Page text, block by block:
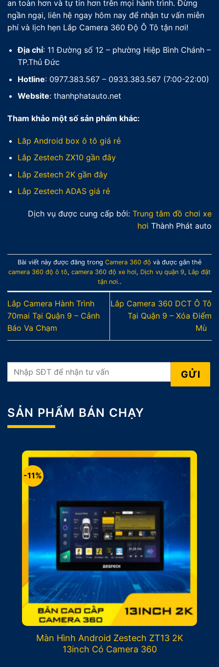
an toàn hơn và tự tin hơn trên mọi hành trình. Đừng
ngần ngại, liên hệ ngay hôm nay để nhận tư vấn miễn
phí và lịch hẹn Lắp Camera 360 Độ Ô Tô tận nơi!
Địa chỉ: 11 Đường số 12 – phường Hiệp Bình Chánh –
TP.Thủ Đức
Hotline: 0977.383.567 – 0933.383.567 (7:00-22:00)
Website: thanhphatauto.net
Tham khảo một số sản phẩm khác:
Lăp Android box ô tô giá rẻ
Lắp Zestech ZX10 gần đây
Lắp Zestech 2K gần đây
Lắp Zestech ADAS giá rẻ
Dịch vụ được cung cấp bởi: Trung tâm đồ chơi xe
hơi Thành Phát auto
Bài viết này được đăng trong Camera 360 độ và được gắn thẻ
camera 360 độ ô tô, camera 360 độ xe hơi, Dịch vụ quận 9, Lắp đặt
tận nơi..
Lắp Camera Hành Trình
70mai Tại Quận 9 – Cảnh
Báo Va Chạm
Lắp Camera 360 DCT Ô Tô
Tại Quận 9 – Xóa Điểm
Mù
SẢN PHẨM BÁN CHẠY
-11%
Màn Hình Android Zestech ZT13 2K
13inch Có Camera 360